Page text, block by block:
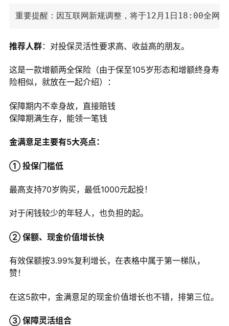
重要提醒：因互联网新规调整，将于12月1日18:00全网
推荐人群：对投保灵活性要求高、收益高的朋友。
这是一款增额两全保险（由于保至105岁形态和增额终身寿
险相似，就放在一起介绍）：
保障期内不幸身故，直接赔钱
保障期满生存，能领一笔钱
金满意足主要有5大亮点：
① 投保门槛低
最高支持70岁购买，最低1000元起投！
对于闲钱较少的年轻人，也负担的起。
② 保额、现金价值增长快
有效保额按3.99%复利增长，在表格中属于第一梯队，
赞！
在这5款中，金满意足的现金价值增长也不错，排第三位。
③ 保障灵活组合